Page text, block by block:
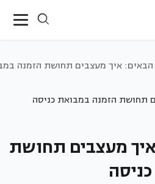
הבאים: איך מעצבים תחושת הזמנה
מעצבים תחושת